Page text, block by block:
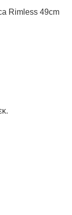
Rimless 49cm